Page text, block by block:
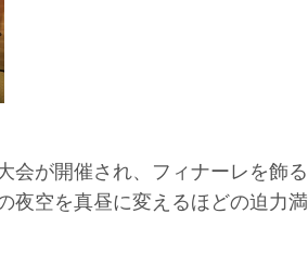
会が開催され、フィナーレを飾る
夜空を真昼に変えるほどの迫力満